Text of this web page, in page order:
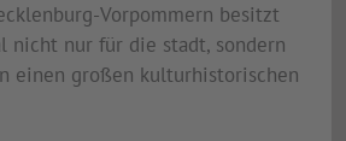
Vorpommern besitzt
nicht nur für die stadt, sondern
einen großen kulturhistorischen